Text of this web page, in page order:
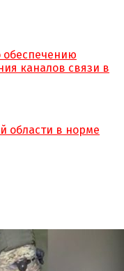
обеспечению
каналов связи в
области в норме